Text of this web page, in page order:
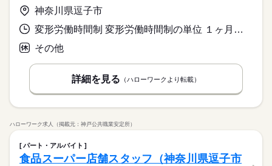
働き方・環境
ブランクOK
社会保険制度 研修制度 日払い
週払い
禁煙・分煙
・週休三日
・週休四日 もOK！
（週3～5日で勤務選べる）
就業時間・曜日
10時～出社 Wワーク可 週2・3日 週4日
平日休み
家庭都合休可
社会保険制度
禁煙・分煙
電話なし
憩1時間） ※繫忙期に13：00〜22：00の時間も お願いする可
能性あり ☆ 希望休は提出可能！ （日数や曜日の制限なし♪）
【残業】0～10時間／月 【研修】しっかりOJTあり！
土日祝含むシフト制
（週3～5日で勤務選べる）
神奈川県逗子市
変形労働時間制 変形労働時間制の単位 １ヶ月単位 就業時間１ 9時40分〜18時40分 就業時間２ 10時00分〜19時00分 就業時間に関する特記事項 ※就業時間補足
その他
詳細を見る （ハローワークより転載）
ハローワーク求人（掲載元：神戸公共職業安定所）
パート・アルバイト
食品スーパー店舗スタッフ（神奈川県逗子市